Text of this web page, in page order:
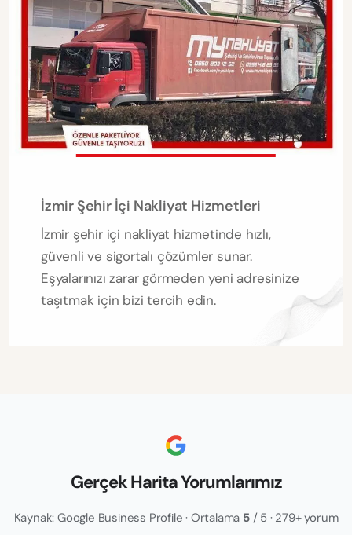
İzmir Şehir İçi Nakliyat Hizmetleri
İzmir şehir içi nakliyat hizmetinde hızlı,
güvenli ve sigortalı çözümler sunar.
Eşyalarınızı zarar görmeden yeni adresinize
taşıtmak için bizi tercih edin.
Gerçek Harita Yorumlarımız
Kaynak: Google Business Profile · Ortalama 5/ 5 · 279+ yorum